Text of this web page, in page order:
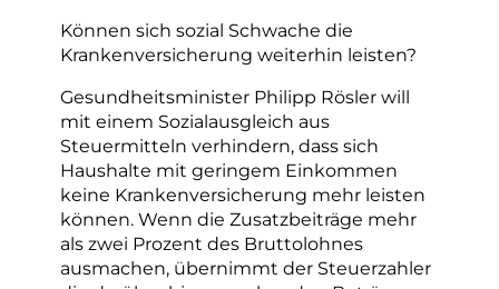
Können sich sozial Schwache die
Krankenversicherung weiterhin leisten?
Gesundheitsminister Philipp Rösler will
mit einem Sozialausgleich aus
Steuermitteln verhindern, dass sich
Haushalte mit geringem Einkommen
keine Krankenversicherung mehr leisten
können. Wenn die Zusatzbeiträge mehr
als zwei Prozent des Bruttolohnes
ausmachen, übernimmt der Steuerzahler